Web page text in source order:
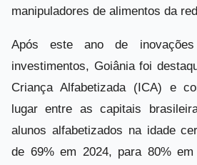
manipuladores de alimentos da
Após este ano de
investimentos, Goiânia foi
Criança Alfabetizada (ICA) e
lugar entre as capitais
alunos alfabetizados na idade
de 69% em 2024, para 80%